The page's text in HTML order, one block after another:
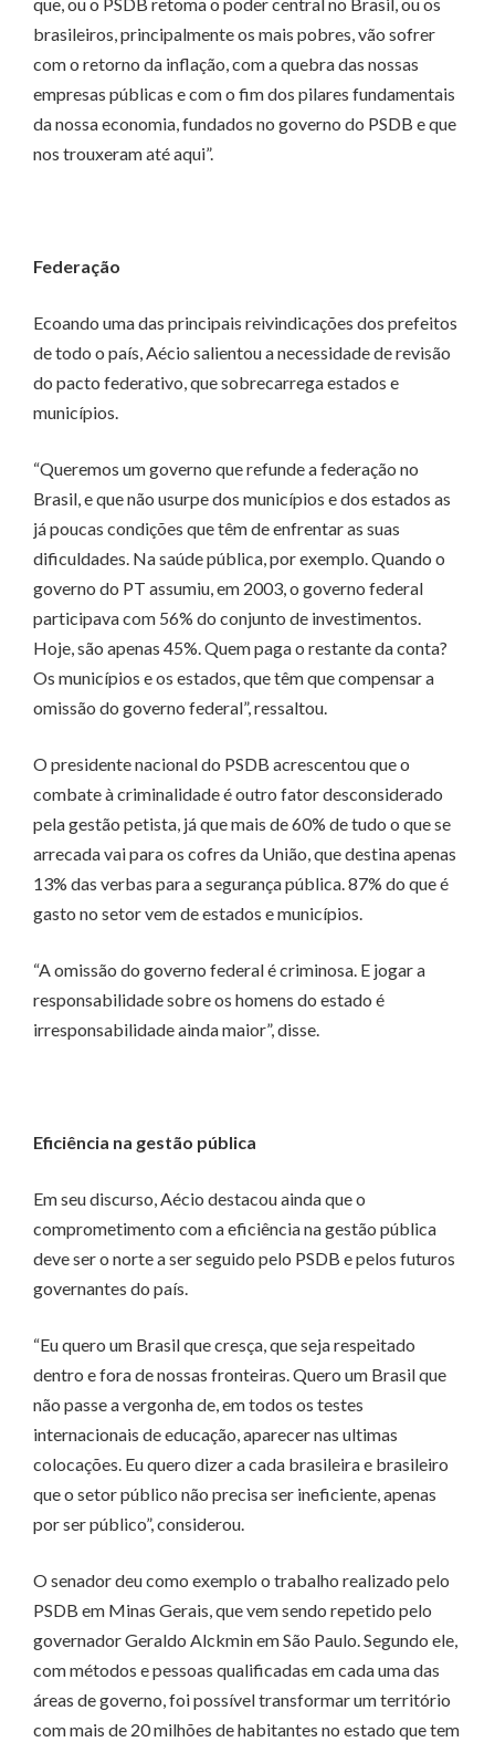
brasileiros, principalmente os mais pobres, vão sofrer
com o retorno da inflação, com a quebra das nossas
empresas públicas e com o fim dos pilares fundamentais
da nossa economia, fundados no governo do PSDB e que
nos trouxeram até aqui”.
Federação
Ecoando uma das principais reivindicações dos prefeitos
de todo o país, Aécio salientou a necessidade de revisão
do pacto federativo, que sobrecarrega estados e
municípios.
“Queremos um governo que refunde a federação no
Brasil, e que não usurpe dos municípios e dos estados as
já poucas condições que têm de enfrentar as suas
dificuldades. Na saúde pública, por exemplo. Quando o
governo do PT assumiu, em 2003, o governo federal
participava com 56% do conjunto de investimentos.
Hoje, são apenas 45%. Quem paga o restante da conta?
Os municípios e os estados, que têm que compensar a
omissão do governo federal”, ressaltou.
O presidente nacional do PSDB acrescentou que o
combate à criminalidade é outro fator desconsiderado
pela gestão petista, já que mais de 60% de tudo o que se
arrecada vai para os cofres da União, que destina apenas
13% das verbas para a segurança pública. 87% do que é
gasto no setor vem de estados e municípios.
“A omissão do governo federal é criminosa. E jogar a
responsabilidade sobre os homens do estado é
irresponsabilidade ainda maior”, disse.
Eficiência na gestão pública
Em seu discurso, Aécio destacou ainda que o
comprometimento com a eficiência na gestão pública
deve ser o norte a ser seguido pelo PSDB e pelos futuros
governantes do país.
“Eu quero um Brasil que cresça, que seja respeitado
dentro e fora de nossas fronteiras. Quero um Brasil que
não passe a vergonha de, em todos os testes
internacionais de educação, aparecer nas ultimas
colocações. Eu quero dizer a cada brasileira e brasileiro
que o setor público não precisa ser ineficiente, apenas
por ser público”, considerou.
O senador deu como exemplo o trabalho realizado pelo
PSDB em Minas Gerais, que vem sendo repetido pelo
governador Geraldo Alckmin em São Paulo. Segundo ele,
com métodos e pessoas qualificadas em cada uma das
áreas de governo, foi possível transformar um território
com mais de 20 milhões de habitantes no estado que tem